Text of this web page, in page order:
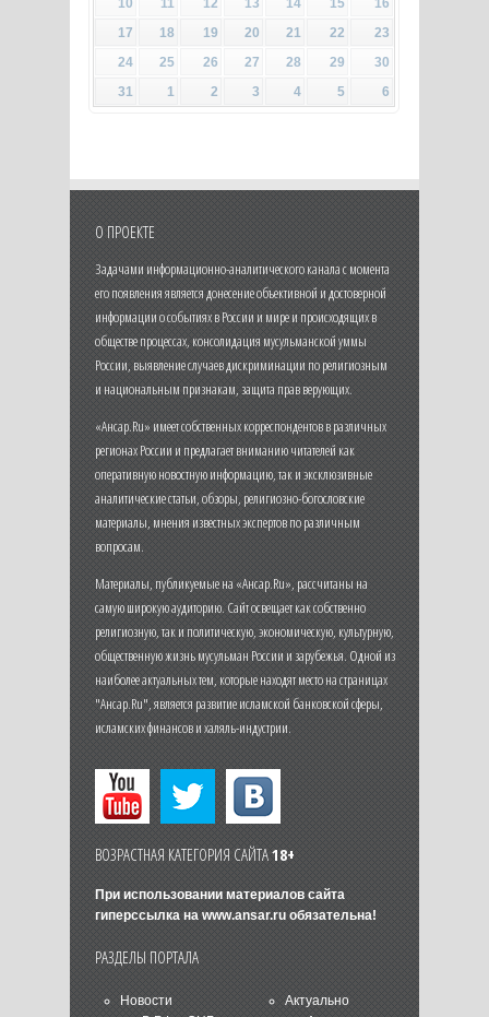
17
18 19 20 21 22
23
24
25 26 27 28 29
30
31
1 2 3 4 5 6
О ПРОЕКТЕ
Задачами информационно-аналитического канала с момента
его появления является донесение объективной и достоверной
информации о событиях в России и мире и происходящих в
обществе процессах, консолидация мусульманской уммы
России, выявление случаев дискриминации по религиозным
и национальным признакам, защита прав верующих.
«Ансар.Ru» имеет собственных корреспондентов в различных
регионах России и предлагает вниманию читателей как
оперативную новостную информацию, так и эксклюзивные
аналитические статьи, обзоры, религиозно-богословские
материалы, мнения известных экспертов по различным
вопросам.
Материалы, публикуемые на «Ансар.Ru», рассчитаны на
самую широкую аудиторию. Сайт освещает как собственно
религиозную, так и политическую, экономическую, культурную,
общественную жизнь мусульман России и зарубежья. Одной из
наиболее актуальных тем, которые находят место на страницах
"Ансар.Ru", является развитие исламской банковской сферы,
исламских финансов и халяль-индустрии.
ВОЗРАСТНАЯ КАТЕГОРИЯ САЙТА18+
При использовании материалов сайта
гиперссылка на www.ansar.ruобязательна!
РАЗДЕЛЫ ПОРТАЛА
Новости
Актуально